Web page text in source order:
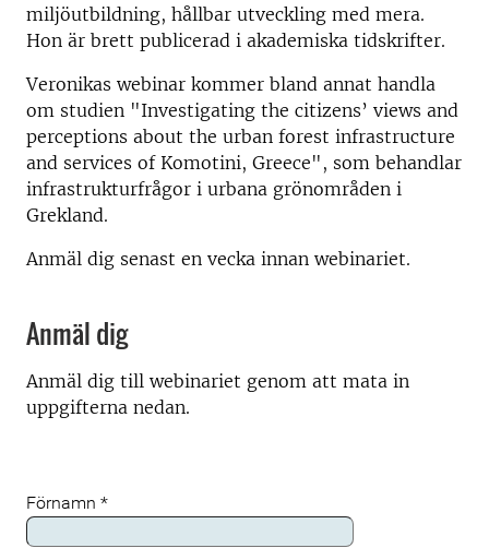
miljöutbildning, hållbar utveckling med mera.
Hon är brett publicerad i akademiska tidskrifter.
Veronikas webinar kommer bland annat handla
om studien "Investigating the citizens’ views and
perceptions about the urban forest infrastructure
and services of Komotini, Greece", som behandlar
infrastrukturfrågor i urbana grönområden i
Grekland.
Anmäl dig senast en vecka innan webinariet.
Anmäl dig
Anmäl dig till webinariet genom att mata in
uppgifterna nedan.
Förnamn *